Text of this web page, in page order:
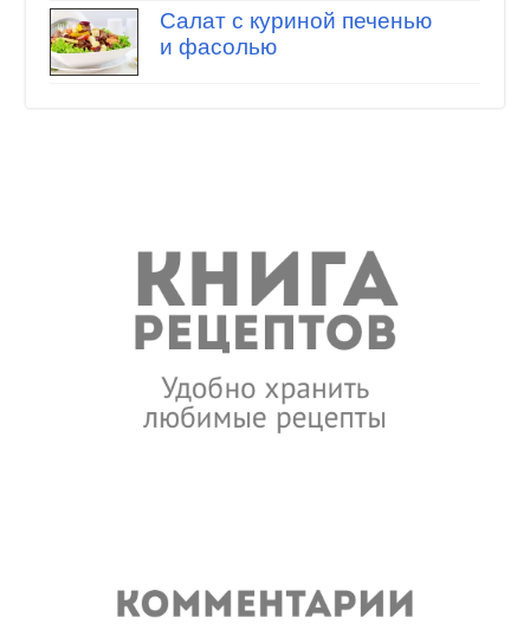
Салат с куриной печенью
и фасолью